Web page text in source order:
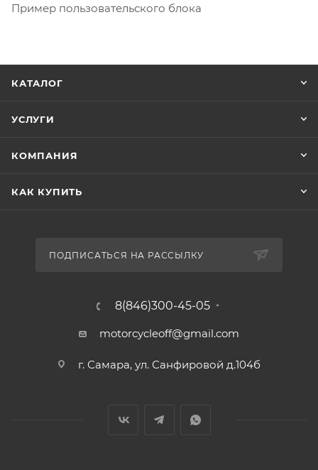
Пример пользовательского блока
КАТАЛОГ
УСЛУГИ
КОМПАНИЯ
КАК КУПИТЬ
ПОДПИСАТЬСЯ НА РАССЫЛКУ
8(846)300-45-05
motorcycleoff@gmail.com
г. Самара, ул. Санфировой д.104б